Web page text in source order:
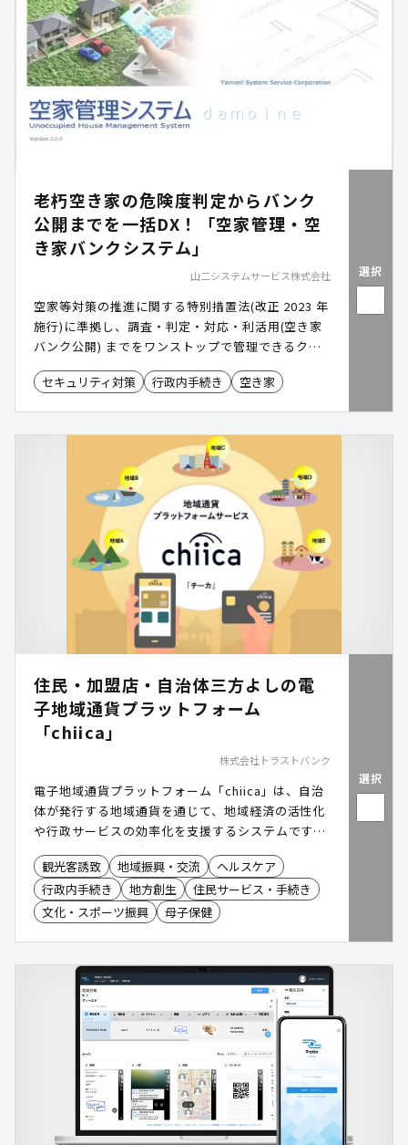
老朽空き家の危険度判定からバンク
公開までを一括DX！「空家管理・空
き家バンクシステム」
山二システムサービス株式会社
空家等対策の推進に関する特別措置法(改正 2023 年
施行)に準拠し、調査・判定・対応・利活用(空き家
バンク公開) までをワンストップで管理できるクラ
ウド空家管理・空き家バンクシステムです。現地写
真・危険度判定・交渉記録を一元化し、地図上で所
セキュリティ対策 行政内手続き 空き家
選択
住民・加盟店・自治体三方よしの電
子地域通貨プラットフォーム
「chiica」
株式会社トラストバンク
電子地域通貨プラットフォーム「chiica」は、自治
体が発行する地域通貨を通じて、地域経済の活性化
や行政サービスの効率化を支援するシステムです。
住民、加盟店、自治体の三者にメリットを提供し、
地域の課題解決と持続可能な発展を目指します。
観光客誘致 地域振興・交流
ヘルスケア
行政内手続き
地方創生
住民サービス・手続き
文化・スポーツ振興
母子保健
選択